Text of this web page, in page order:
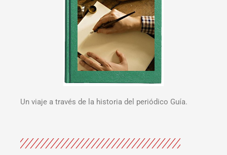
Un viaje a través de la historia del periódico Guía.